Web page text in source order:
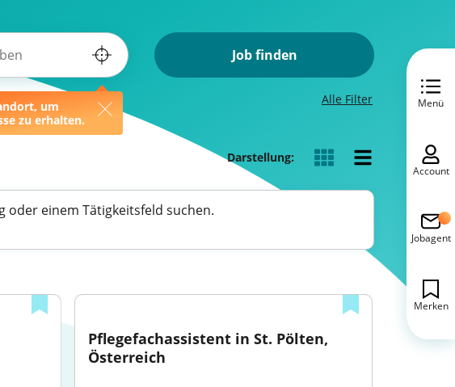
um
zu erhalten.
Job finden
Alle Filter
Darstellung:
oder einem Tätigkeitsfeld suchen.
Pflegefachassistent in St. Pölten,
Österreich
Menü
Account
Jobagent
Merken